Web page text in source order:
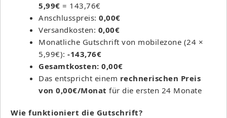
5,99€ = 143,76€
Anschlusspreis: 0,00€
Versandkosten: 0,00€
Monatliche Gutschrift von mobilezone (24 ×
5,99€): -143,76€
Gesamtkosten: 0,00€
Das entspricht einem rechnerischen Preis
von 0,00€/Monat für die ersten 24 Monate
Wie funktioniert die Gutschrift?